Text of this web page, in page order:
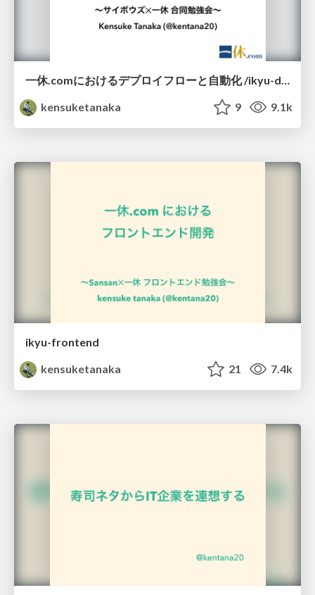
一休.comにおけるデプロイフローと自動化 /ikyu-deploy-flow
kensuketanaka
9 9.1k
ikyu-frontend
kensuketanaka
21 7.4k